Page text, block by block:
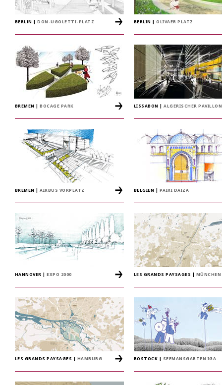
BERLIN |DON-UGOLETTI-PLATZ BERLIN |OLIVAER PLATZ
BREMEN |BOCAGE PARK LISSABON |ALGERISCHER
BREMEN |AIRBUS VORPLATZ BELGIEN PAIRI DAIZA
HANNOVER |EXPO 2000 LES GRANDS PAYSAGES MÜNCHEN
LES GRANDS PAYSAGES HAMBURG ROSTOCK SEEMANSGARTEN IGA